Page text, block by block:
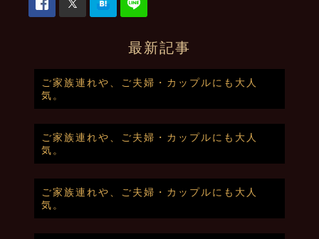
最新記事
ご家族連れや、ご夫婦・カップルにも大人
気。
ご家族連れや、ご夫婦・カップルにも大人
気。
ご家族連れや、ご夫婦・カップルにも大人
気。